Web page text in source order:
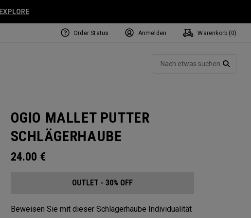
EXPLORE
Order Status Anmelden Warenkorb ( 0)
OGIO MALLET PUTTER
SCHLÄGERHAUBE
24.00 €
OUTLET - 30% OFF
Beweisen Sie mit dieser Schlägerhaube Individualität